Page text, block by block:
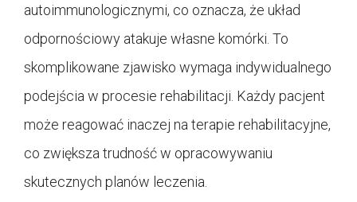
autoimmunologicznymi, co oznacza, że układ
odpornościowy atakuje własne komórki. To
skomplikowane zjawisko wymaga indywidualnego
podejścia w procesie rehabilitacji. Każdy pacjent
może reagować inaczej na terapie rehabilitacyjne,
co zwiększa trudność w opracowywaniu
skutecznych planów leczenia.